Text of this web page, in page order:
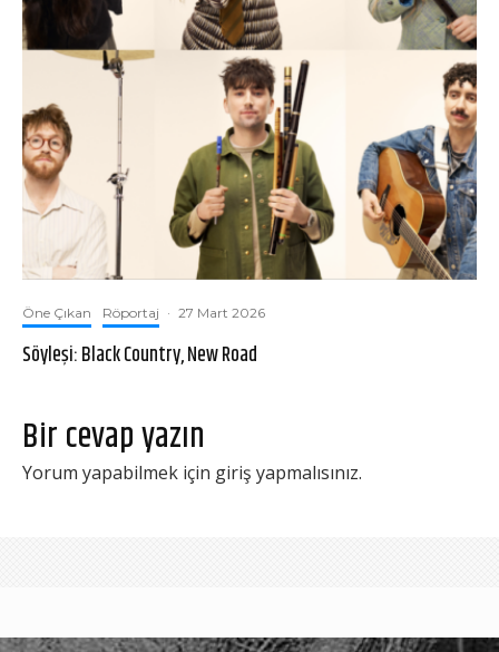
Öne Çıkan Röportaj · 27 Mart 2026
Söyleşi: Black Country, New Road
Bir cevap yazın
Yorum yapabilmek için giriş yapmalısınız.